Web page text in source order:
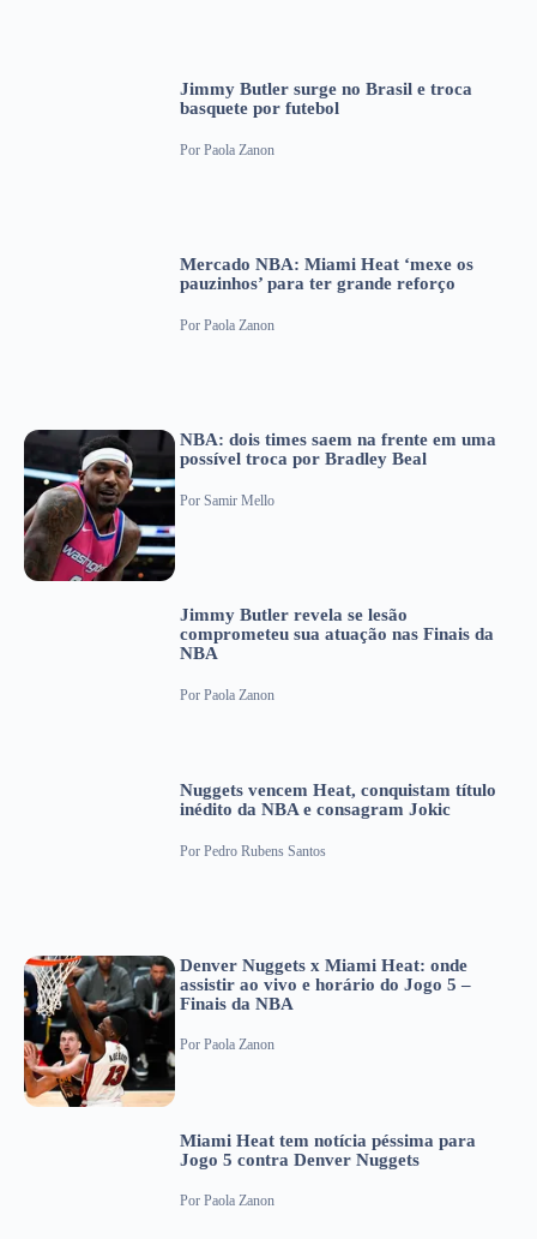
Jimmy Butler surge no Brasil e troca
basquete por futebol
Por Paola Zanon
Mercado NBA: Miami Heat ‘mexe os
pauzinhos’ para ter grande reforço
Por Paola Zanon
NBA: dois times saem na frente em uma
possível troca por Bradley Beal
Por Samir Mello
Jimmy Butler revela se lesão
comprometeu sua atuação nas Finais da
NBA
Por Paola Zanon
Nuggets vencem Heat, conquistam título
inédito da NBA e consagram Jokic
Por Pedro Rubens Santos
Denver Nuggets x Miami Heat: onde
assistir ao vivo e horário do Jogo 5 –
Finais da NBA
Por Paola Zanon
Miami Heat tem notícia péssima para
Jogo 5 contra Denver Nuggets
Por Paola Zanon